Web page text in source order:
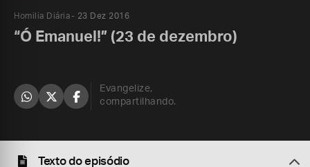
Homilia Diária 23 Dez 2016
“Ó Emanuel!” (23 de dezembro)
Evangelize,
compartilhando.
Texto do episódio